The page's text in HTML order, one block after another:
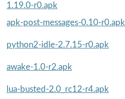
1.19.0-r0.apk
apk-post-messages-0.10-r0.apk
python2-idle-2.7.15-r0.apk
awake-1.0-r2.apk
lua-busted-2.0_rc12-r4.apk